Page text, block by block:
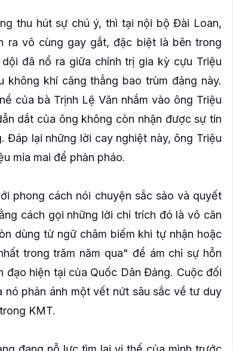
thu hút sự chú ý, thì tại nội bộ Đài Loan,
ra vô cùng gay gắt, đặc biệt là bên trong
đã nổ ra giữa chính trị gia kỳ cựu Triệu
không khí căng thẳng bao trùm đảng này.
của bà Trịnh Lệ Văn nhắm vào ông Triệu
dắt của ông không còn nhận được sự tin
lại những lời cay nghiệt này, ông Triệu
mỉa mai để phản pháo.
phong cách nói chuyện sắc sảo và quyết
cách gọi những lời chỉ trích đó là vô căn
dùng từ ngữ châm biếm khi tự nhận hoặc
trong trăm năm qua" để ám chỉ sự hỗn
đạo hiện tại của Quốc Dân Đảng. Cuộc đối
nó phản ánh một vết nứt sâu sắc về tư duy
KMT.